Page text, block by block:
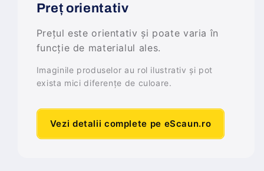
Preț orientativ
Prețul este orientativ și poate varia în
funcție de materialul ales.
Imaginile produselor au rol ilustrativ și pot
exista mici diferențe de culoare.
Vezi detalii complete pe eScaun.ro